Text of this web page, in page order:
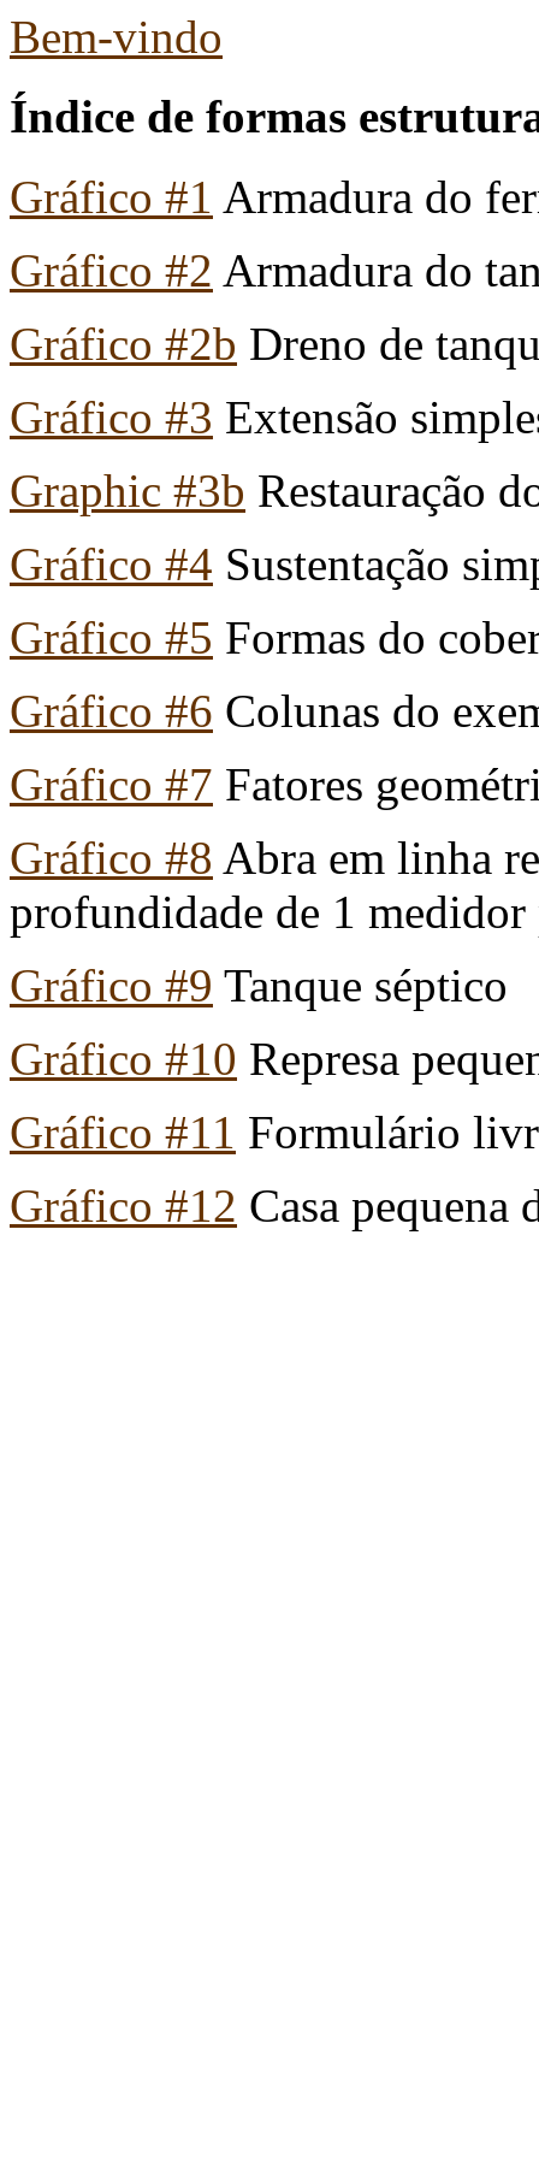
Bem-vindo
Índice de formas
Gráfico #1 Armadura do
Gráfico #2 Armadura do
Gráfico #2b Dreno de
Gráfico #3 Extensão
Graphic #3b Restauração
Gráfico #4 Sustentação
Gráfico #5 Formas do
Gráfico #6 Colunas do
Gráfico #7 Fatores
Gráfico #8 Abra em linha
profundidade de 1
Gráfico #9 Tanque séptico
Gráfico #10 Represa
Gráfico #11 Formulário
Gráfico #12 Casa